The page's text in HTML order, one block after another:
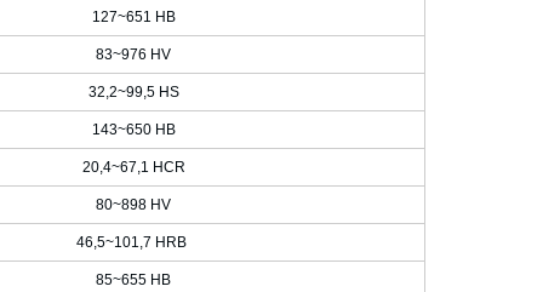
127~651 HB
83~976 HV
32,2~99,5 HS
143~650 HB
20,4~67,1 HCR
80~898 HV
46,5~101,7 HRB
85~655 HB